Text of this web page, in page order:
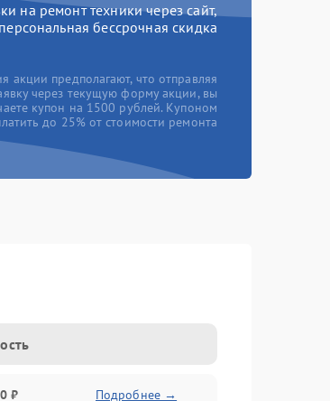
на ремонт техники через сайт,
бессрочная скидка
акции предполагают, что отправляя
через текущую форму акции, вы
купон на 1500 рублей. Купоном
до 25% от стоимости ремонта
₽ Подробнее →